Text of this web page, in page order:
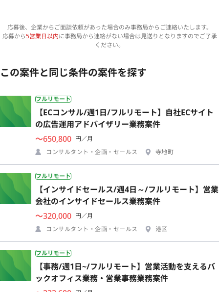
応募後、企業からご面談依頼があった場合のみ事務局からご連絡いたします。
応募から5営業日以内に事務局から連絡がない場合は見送りとなりますのでご了承
ください。
この案件と同じ条件の案件を探す
フルリモート
【ECコンサル/週1日/フルリモート】自社ECサイト
の広告運用アドバイザリー業務案件
〜650,800 円／月
コンサルタント・企画・セールス
寺地町
フルリモート
【インサイドセールス/週4日～/フルリモート】営業
会社のインサイドセールス業務案件
〜320,000 円／月
コンサルタント・企画・セールス
港区
フルリモート
【事務/週1日~/フルリモート】営業活動を支えるバ
ックオフィス業務・営業事務業務案件